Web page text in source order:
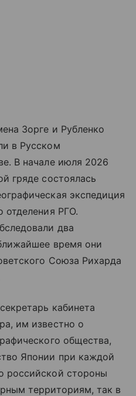
Зорге и Рубленко
в Русском
В начале июля 2026
гряде состоялась
экспедиция
отделения РГО.
два
время они
Союза Рихарда
кабинета
им известно о
общества,
Японии при каждой
российской стороны
территориям, так в